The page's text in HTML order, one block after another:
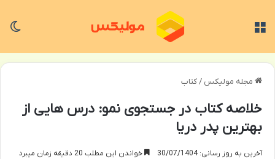
مجله مولیکس /کتاب
خلاصه کتاب در جستجوی نمو: درس هایی از
بهترین پدر دریا
آخرین به روز رسانی: 30/07/1404 خواندن این مطلب 20 دقیقه زمان میبرد